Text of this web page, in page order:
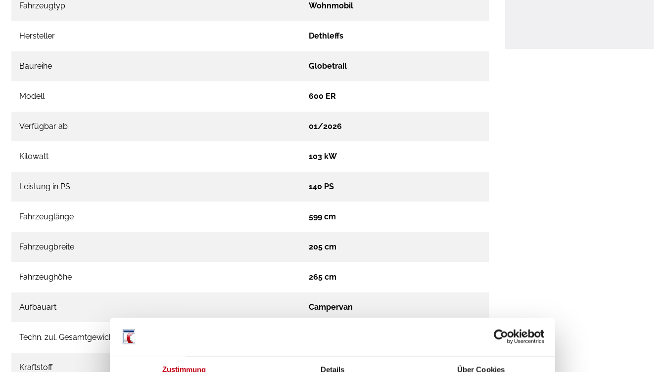
Zustimmung Details Über Cookies
Fahrzeugtyp Wohnmobil
Hersteller Dethleffs
Baureihe Globetrail
Modell 600 ER
Verfügbar ab 01/2026
Kilowatt 103 kW
Leistung in PS 140 PS
Fahrzeuglänge 599 cm
Fahrzeugbreite 205 cm
Fahrzeughöhe 265 cm
Aufbauart Campervan
Techn. zul. Gesamtgewicht
Kraftstoff Diesel